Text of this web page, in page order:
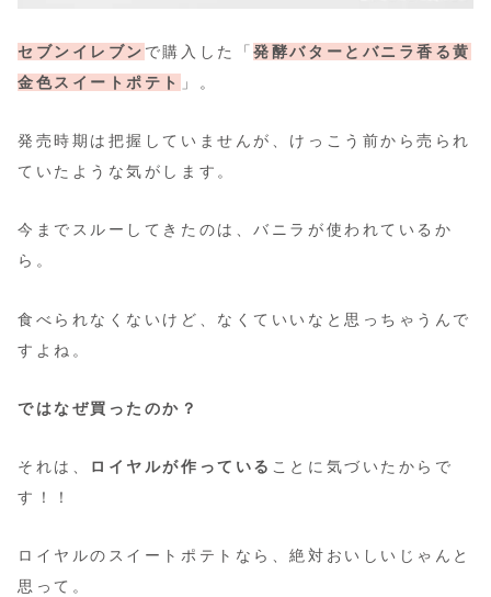
セブンイレブン で購入した「発酵バターとバニラ香る黄
金色スイートポテト
」。
発売時期は把握していませんが、けっこう前から売られ
ていたような気がします。
今までスルーしてきたのは、バニラが使われているか
ら。
食べられなくないけど、なくていいなと思っちゃうんで
すよね。
ではなぜ買ったのか？
それは、 ロイヤルが作っている ことに気づいたからで
す！！
ロイヤルのスイートポテトなら、絶対おいしいじゃんと
思って。